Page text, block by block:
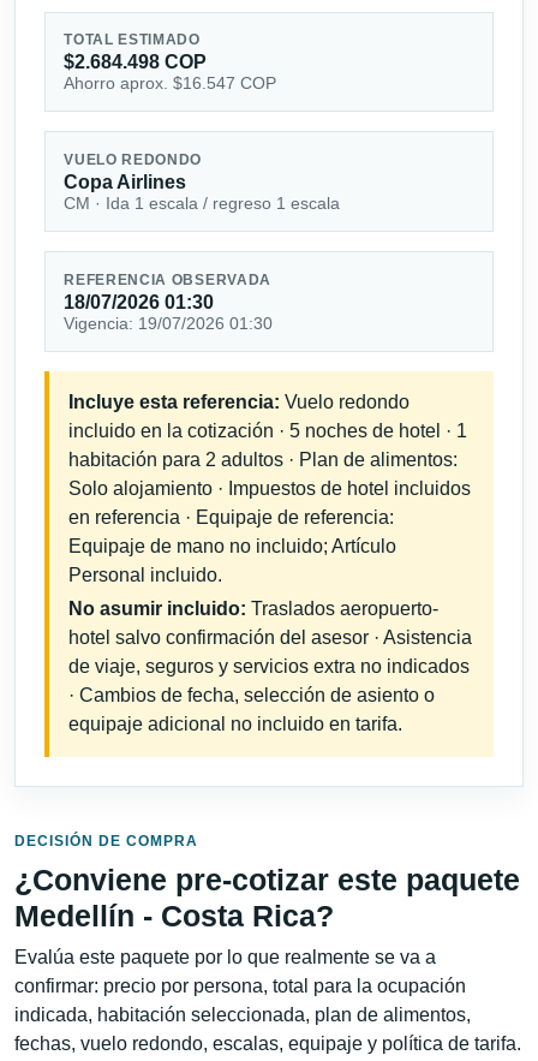
TOTAL ESTIMADO
$2.684.498 COP
Ahorro aprox. $16.547 COP
VUELO REDONDO
Copa Airlines
CM · Ida 1 escala / regreso 1 escala
REFERENCIA OBSERVADA
18/07/2026 01:30
Vigencia: 19/07/2026 01:30
Incluye esta referencia: Vuelo redondo
incluido en la cotización · 5 noches de hotel · 1
habitación para 2 adultos · Plan de alimentos:
Solo alojamiento · Impuestos de hotel incluidos
en referencia · Equipaje de referencia:
Equipaje de mano no incluido; Artículo
Personal incluido.
No asumir incluido: Traslados aeropuerto-
hotel salvo confirmación del asesor · Asistencia
de viaje, seguros y servicios extra no indicados
· Cambios de fecha, selección de asiento o
equipaje adicional no incluido en tarifa.
DECISIÓN DE COMPRA
¿Conviene pre-cotizar este paquete
Medellín - Costa Rica?
Evalúa este paquete por lo que realmente se va a
confirmar: precio por persona, total para la ocupación
indicada, habitación seleccionada, plan de alimentos,
fechas, vuelo redondo, escalas, equipaje y política de tarifa.